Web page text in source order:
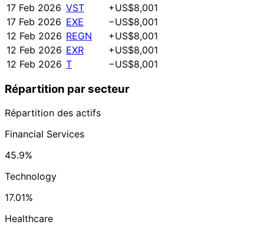
17 Feb 2026 VST
+US$8,001
17 Feb 2026 EXE
−US$8,001
12 Feb 2026 REGN
+US$8,001
12 Feb 2026 EXR
+US$8,001
12 Feb 2026 T −US$8,001
Répartition par secteur
Répartition des actifs
Financial Services
45.9%
Technology
17.01%
Healthcare